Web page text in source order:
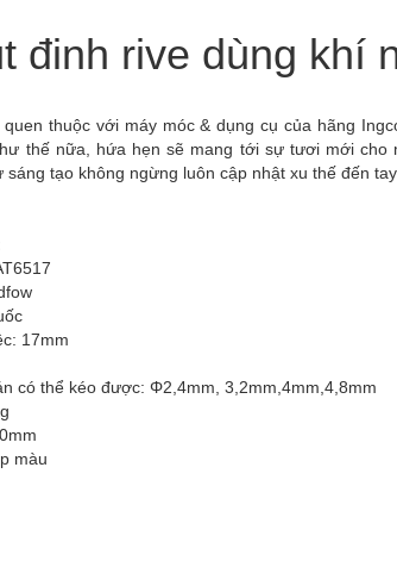
đinh rive dùng khí
thuộc với máy móc & dụng cụ của hãng
thế nữa, hứa hẹn sẽ mang tới sự tươi mới
sáng tạo không ngừng luôn cập nhật xu thế đến
17mm
có thể kéo được: Φ2,4mm, 3,2mm,4mm,4,8mm
màu